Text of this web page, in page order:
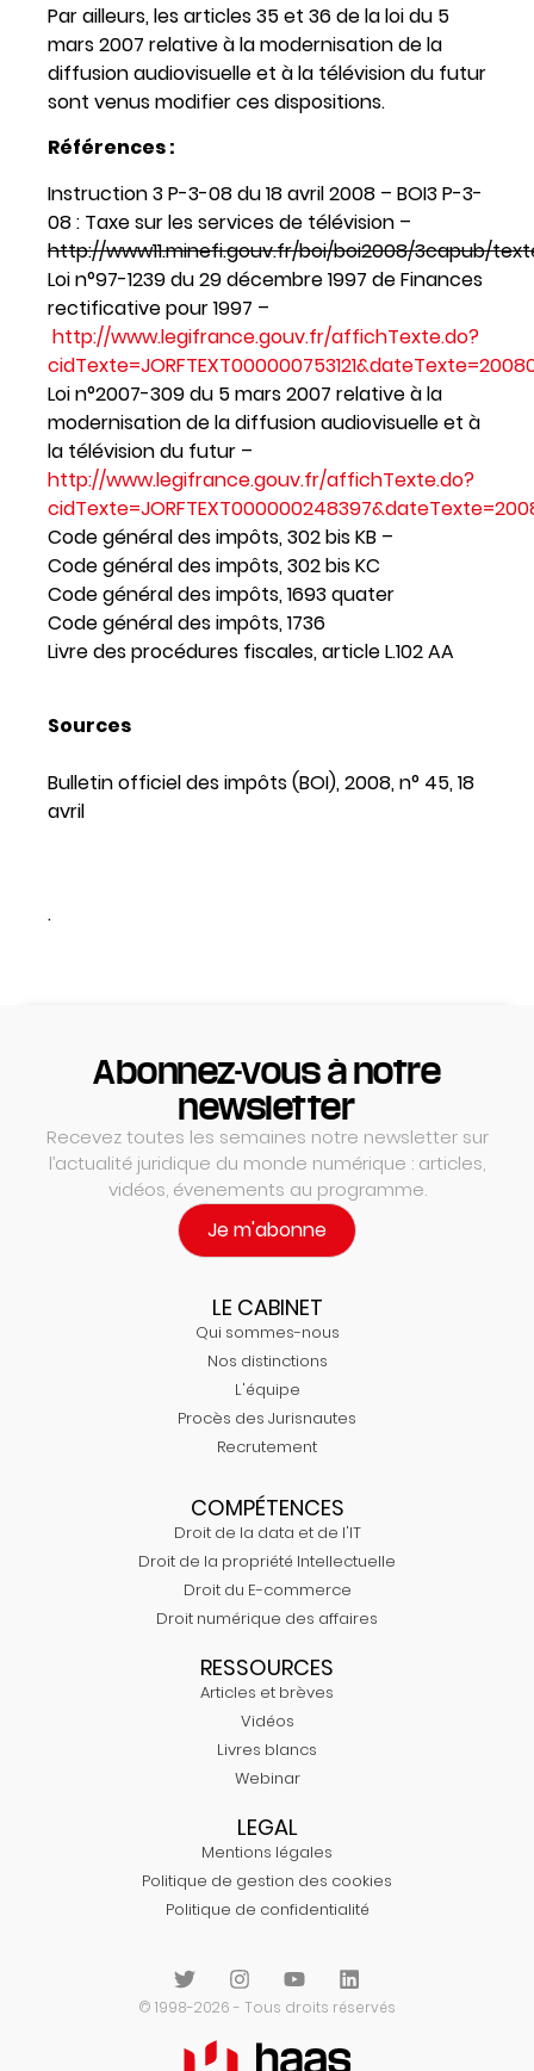
Par ailleurs, les articles 35 et 36 de la loi du 5
mars 2007 relative à la modernisation de la
diffusion audiovisuelle et à la télévision du futur
sont venus modifier ces dispositions.
Références :
Instruction 3 P-3-08 du 18 avril 2008 – BOI3 P-3-
08 : Taxe sur les services de télévision –
http://www11.minefi.gouv.fr/boi/boi2008/3capub/
Loi n°97-1239 du 29 décembre 1997 de Finances
rectificative pour 1997 –
http://www.legifrance.gouv.fr/affichTexte.do?
Loi n°2007-309 du 5 mars 2007 relative à la
modernisation de la diffusion audiovisuelle et à
la télévision du futur –
http://www.legifrance.gouv.fr/affichTexte.do?
Code général des impôts, 302 bis KB –
Code général des impôts, 302 bis KC
Code général des impôts, 1693 quater
Code général des impôts, 1736
Livre des procédures fiscales, article L.102 AA
Sources
Bulletin officiel des impôts (BOI), 2008, n° 45, 18
avril
.
Abonnez-vous à notre
newsletter
Recevez toutes les semaines notre newsletter sur
l’actualité juridique du monde numérique : articles,
vidéos, évenements au programme.
Je m'abonne
LE CABINET
Qui sommes-nous
Nos distinctions
L'équipe
Procès des Jurisnautes
Recrutement
COMPÉTENCES
Droit de la data et de l'IT
Droit de la propriété Intellectuelle
Droit du E-commerce
Droit numérique des affaires
RESSOURCES
Articles et brèves
Vidéos
Livres blancs
Webinar
LEGAL
Mentions légales
Politique de gestion des cookies
Politique de confidentialité
© 1998-2026 - Tous droits réservés